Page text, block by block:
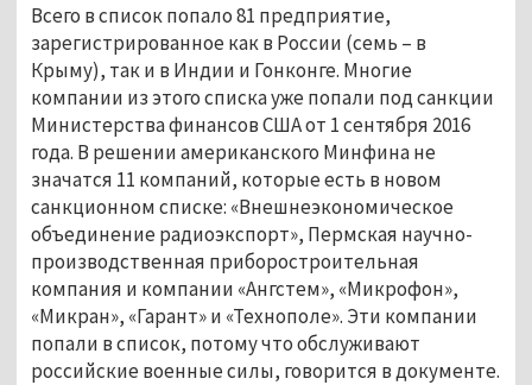
Всего в список попало 81 предприятие,
зарегистрированное как в России (семь – в
Крыму), так и в Индии и Гонконге. Многие
компании из этого списка уже попали под санкции
Министерства финансов США от 1 сентября 2016
года. В решении американского Минфина не
значатся 11 компаний, которые есть в новом
санкционном списке: «Внешнеэкономическое
объединение радиоэкспорт», Пермская научно-
производственная приборостроительная
компания и компании «Ангстем», «Микрофон»,
«Микран», «Гарант» и «Технополе». Эти компании
попали в список, потому что обслуживают
российские военные силы, говорится в документе.